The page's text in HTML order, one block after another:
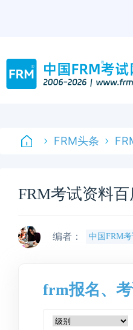
FRM头条
FRM考试资料
编者： 中国FRM考
frm报名、